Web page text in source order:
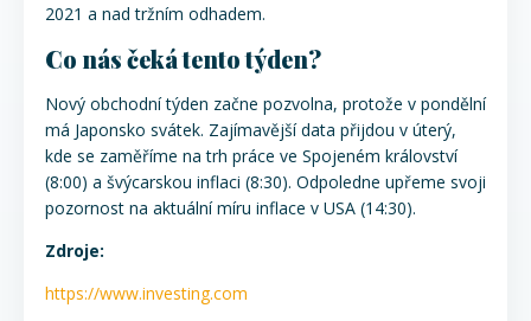
2021 a nad tržním odhadem.
Co nás čeká tento týden?
Nový obchodní týden začne pozvolna, protože v pondělní
má Japonsko svátek. Zajímavější data přijdou v úterý,
kde se zaměříme na trh práce ve Spojeném království
(8:00) a švýcarskou inflaci (8:30). Odpoledne upřeme svoji
pozornost na aktuální míru inflace v USA (14:30).
Zdroje:
https://www.investing.com